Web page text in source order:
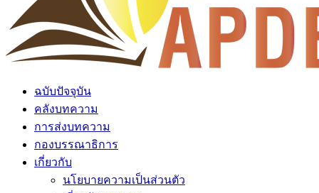
ฉบับปัจจุบัน
คลังบทความ
การส่งบทความ
กองบรรณาธิการ
เกี่ยวกับ
นโยบายความเป็นส่วนตัว